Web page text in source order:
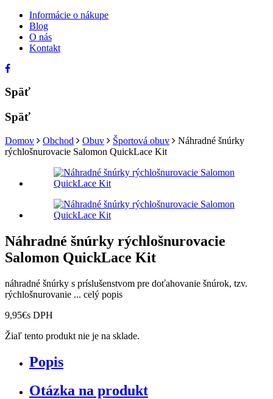
Informácie o nákupe
Blog
O nás
Kontakt
Späť
Späť
Domov Obchod Obuv Športová obuv
Náhradné šnúrky
rýchlošnurovacie Salomon QuickLace Kit
Náhradné šnúrky rýchlošnurovacie
Salomon QuickLace Kit
náhradné šnúrky s príslušenstvom pre doťahovanie šnúrok, tzv.
rýchlošnurovanie ... celý popis
9,95€s DPH
Žiaľ tento produkt nie je na sklade.
Popis
Otázka na produkt